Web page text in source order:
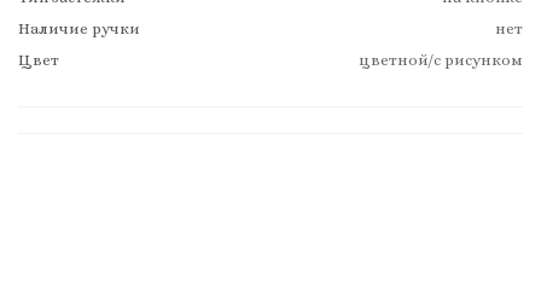
Наличие ручки
нет
Цвет
цветной/с рисунком